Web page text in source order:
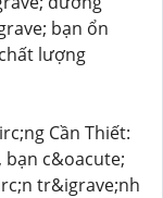
bạn ổn
lượng
Cần Thiết:
c&oacute;
tr&igrave;nh